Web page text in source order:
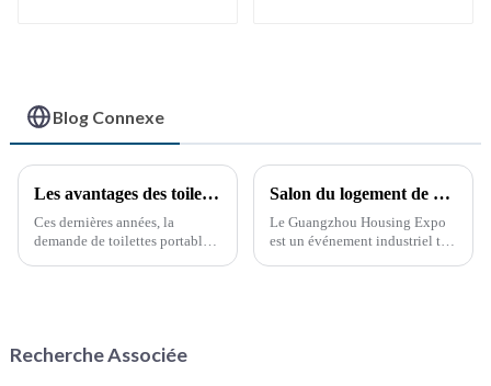
Blog Connexe
Les avantages des toilettes portables : une nécessité croissante
Ces dernières années, la
demande de toilettes portables
solutions sanitaires pratiques…
Salon du logement de Guangzhou
Le Guangzhou Housing Expo
est un événement industriel très
Recherche Associée